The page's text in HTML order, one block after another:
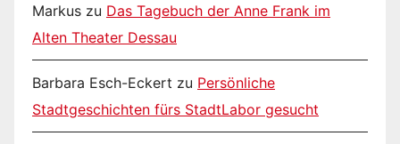
Markus zu Das Tagebuch der Anne Frank im
Alten Theater Dessau
Barbara Esch-Eckert zu Persönliche
Stadtgeschichten fürs StadtLabor gesucht